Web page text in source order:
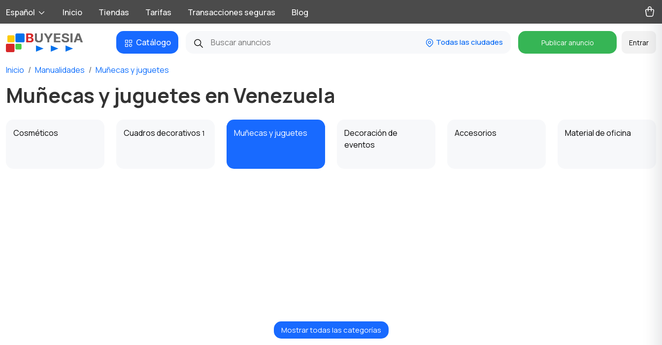
Español Inicio Tiendas Tarifas Transacciones seguras Blog
Catálogo Todas las ciudades Publicar anuncio Entrar
Inicio Manualidades Muñecas y juguetes
Muñecas y juguetes en Venezuela
Cosméticos Cuadros decorativos 1 Muñecas y juguetes
Decoración de
eventos
Accesorios Material de oficina
Mostrar todas las categorías